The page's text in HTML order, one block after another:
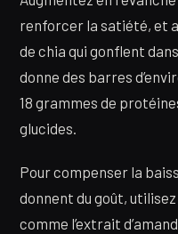
renforcer la satiété, et
de chia qui gonflent
donne des barres
18 grammes de
glucides.
Pour compenser la
donnent du goût,
comme l’extrait